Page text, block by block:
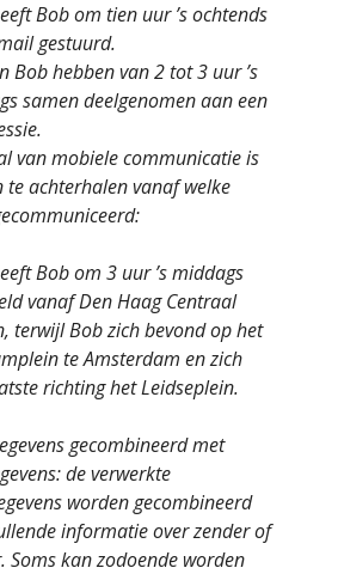
Bob om tien uur ’s ochtends
gestuurd.
Bob hebben van 2 tot 3 uur ’s
samen deelgenomen aan een
van mobiele communicatie is
te achterhalen vanaf welke
Bob om 3 uur ’s middags
vanaf Den Haag Centraal
terwijl Bob zich bevond op het
te Amsterdam en zich
richting het Leidseplein.
gecombineerd met
de verwerkte
worden gecombineerd
informatie over zender of
Soms kan zodoende worden